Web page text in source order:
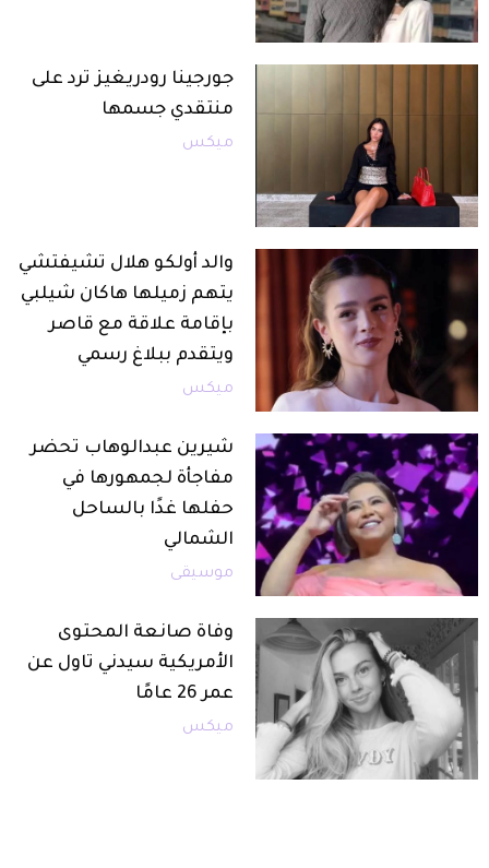
جورجينا رودريغيز ترد على
منتقدي جسمها
ميكس
والد أولكو هلال تشيفتشي
يتهم زميلها هاكان شيلبي
بإقامة علاقة مع قاصر
ويتقدم ببلاغ رسمي
ميكس
شيرين عبدالوهاب تحضر
مفاجأة لجمهورها في
حفلها غدًا بالساحل
الشمالي
موسيقى
وفاة صانعة المحتوى
الأمريكية سيدني تاول عن
عمر 26 عامًا
ميكس